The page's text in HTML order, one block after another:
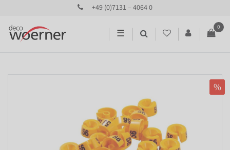
+49 (0)7131 – 4064 0
☰
0
%